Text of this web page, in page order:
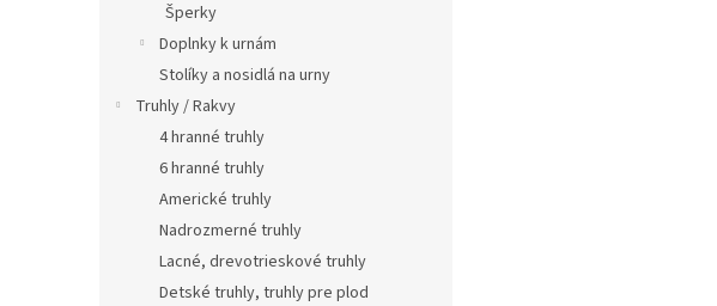
Šperky
Doplnky k urnám
Stolíky a nosidlá na urny
Truhly / Rakvy
4 hranné truhly
6 hranné truhly
Americké truhly
Nadrozmerné truhly
Lacné, drevotrieskové truhly
Detské truhly, truhly pre plod